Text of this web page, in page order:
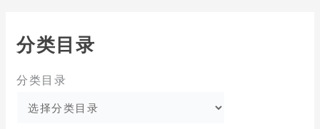
分类目录
分类目录